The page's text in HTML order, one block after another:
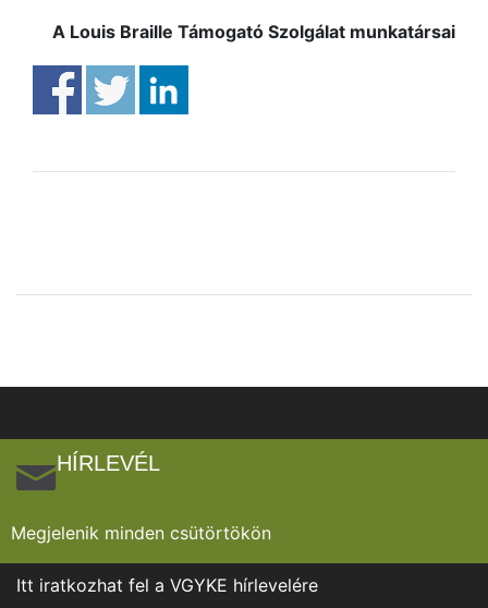
A Louis Braille Támogató Szolgálat munkatársai
HÍRLEVÉL
Megjelenik minden csütörtökön
Itt iratkozhat fel a VGYKE hírlevelére